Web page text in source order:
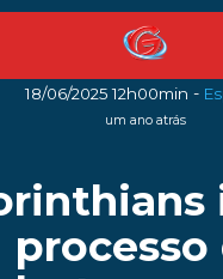
18/06/2025 12h00min -
um ano atrás
processo